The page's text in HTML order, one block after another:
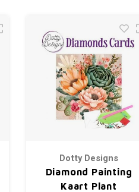
Dotty Designs
Diamond Painting
Kaart Plant